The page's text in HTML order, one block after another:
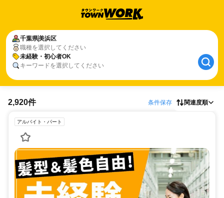
千葉県美浜区
職種を選択してください
未経験・初心者OK
キーワードを選択してください
2,920件 条件保存 関連度順
アルバイト・パート